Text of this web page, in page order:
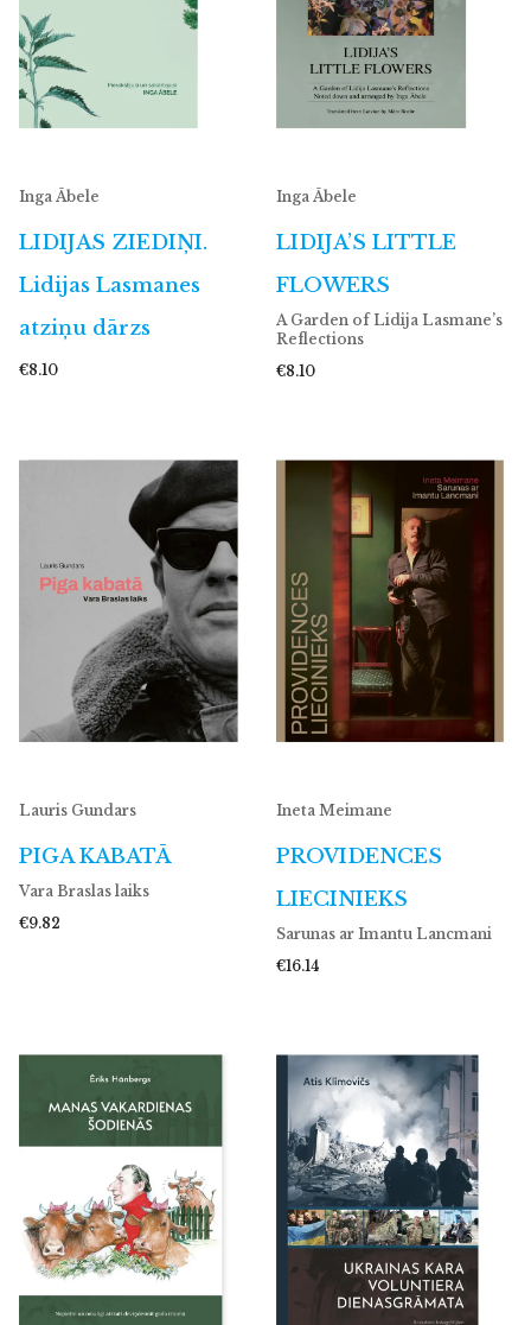
Inga Ābele
LIDIJAS ZIEDIŅI.
Lidijas Lasmanes
atziņu dārzs
€8.10
Inga Ābele
LIDIJA’S LITTLE
FLOWERS
A Garden of Lidija Lasmane’s
Reflections
€8.10
Lauris Gundars
PIGA KABATĀ
Vara Braslas laiks
€9.82
Ineta Meimane
PROVIDENCES
LIECINIEKS
Sarunas ar Imantu Lancmani
€16.14